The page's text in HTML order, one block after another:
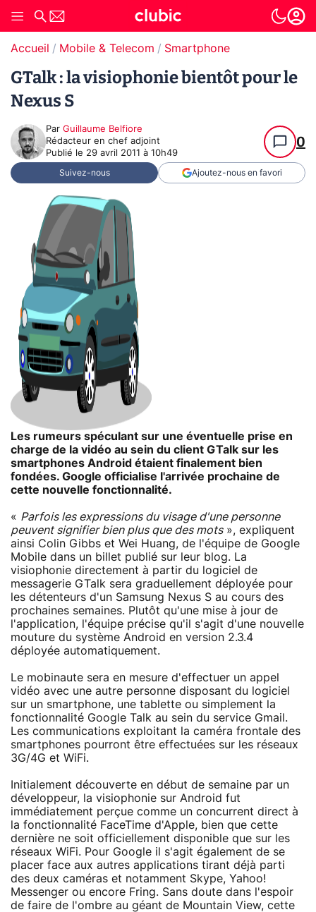
Accueil Mobile & Telecom Smartphone
GTalk : la visiophonie bientôt pour le
Nexus S
Par Guillaume Belfiore
Rédacteur en chef adjoint
Publié le 29 avril 2011 à 10h49
0
Suivez-nous Ajoutez-nous en favori
Les rumeurs spéculant sur une éventuelle prise en
charge de la vidéo au sein du client GTalk sur les
smartphones Android étaient finalement bien
fondées. Google officialise l'arrivée prochaine de
cette nouvelle fonctionnalité.
« Parfois les expressions du visage d'une personne
peuvent signifier bien plus que des mots», expliquent
ainsi Colin Gibbs et Wei Huang, de l'équipe de Google
Mobile dans un billet publié sur leur blog. La
visiophonie directement à partir du logiciel de
messagerie GTalk sera graduellement déployée pour
les détenteurs d'un Samsung Nexus S au cours des
prochaines semaines. Plutôt qu'une mise à jour de
l'application, l'équipe précise qu'il s'agit d'une nouvelle
mouture du système Android en version 2.3.4
déployée automatiquement.
Le mobinaute sera en mesure d'effectuer un appel
vidéo avec une autre personne disposant du logiciel
sur un smartphone, une tablette ou simplement la
fonctionnalité Google Talk au sein du service Gmail.
Les communications exploitant la caméra frontale des
smartphones pourront être effectuées sur les réseaux
3G/4G et WiFi.
Initialement découverte en début de semaine par un
développeur, la visiophonie sur Android fut
immédiatement perçue comme un concurrent direct à
la fonctionnalité FaceTime d'Apple, bien que cette
dernière ne soit officiellement disponible que sur les
réseaux WiFi. Pour Google il s'agit également de se
placer face aux autres applications tirant déjà parti
des deux caméras et notamment Skype, Yahoo!
Messenger ou encore Fring. Sans doute dans l'espoir
de faire de l'ombre au géant de Mountain View, cette